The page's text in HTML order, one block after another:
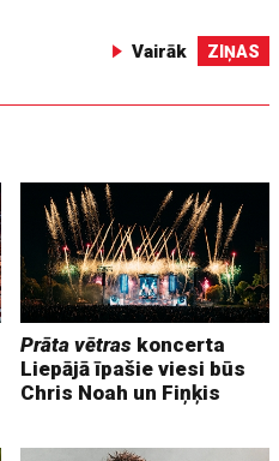
Vairāk ZIŅAS
Prāta vētras koncerta
Liepājā īpašie viesi būs
Chris Noah un Fiņķis